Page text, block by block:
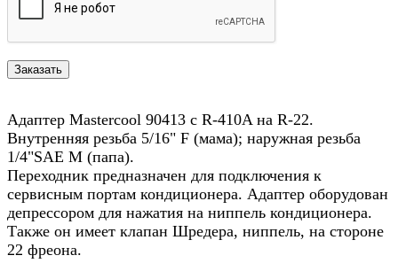
Адаптер Mastercool 90413 с R-410A на R-22.
Внутренняя резьба 5/16" F (мама); наружная резьба
1/4"SAE M (папа).
Переходник предназначен для подключения к
сервисным портам кондиционера. Адаптер оборудован
депрессором для нажатия на ниппель кондиционера.
Также он имеет клапан Шредера, ниппель, на стороне
22 фреона.